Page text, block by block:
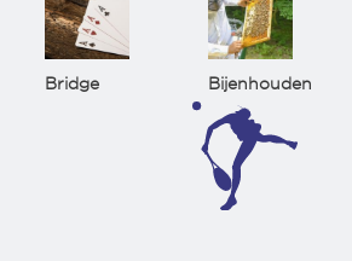
Bridge Bijenhouden